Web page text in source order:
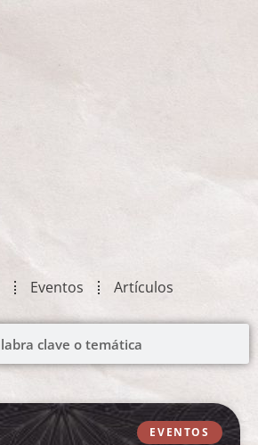
Eventos Artículos
EVENTOS